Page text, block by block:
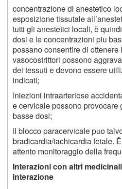
concentrazione di anestetico
esposizione tissutale
tutti gli anestetici locali, ě
dosi e le concentrazioni piu
possano consentire di ottenere
vasocostrittori possono
dei tessuti e devono essere
indicati;
Iniezioni intraarteriose
e cervicale possono provocare
basse dosi;
Il blocco paracervicale puo
bradicardia/tachicardia fetale.
attento monitoraggio della
Interazioni con altri
interazione